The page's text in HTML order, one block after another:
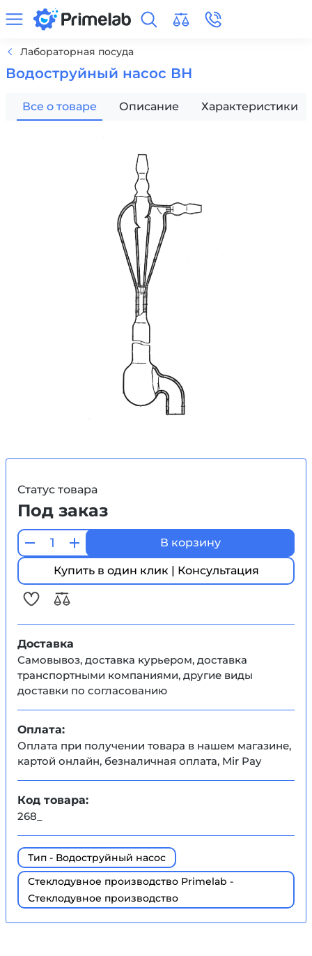
Лабораторная посуда
Водоструйный насос ВН
Все о товаре Описание Характеристики
Статус товара
Под заказ
В корзину
Купить в один клик | Консультация
Доставка
Самовывоз, доставка курьером, доставка
транспортными компаниями, другие виды
доставки по согласованию
Оплата:
Оплата при получении товара в нашем магазине,
картой онлайн, безналичная оплата, Mir Pay
Код товара:
268_
Тип - Водоструйный насос
Стеклодувное производство Primelab -
Стеклодувное производство